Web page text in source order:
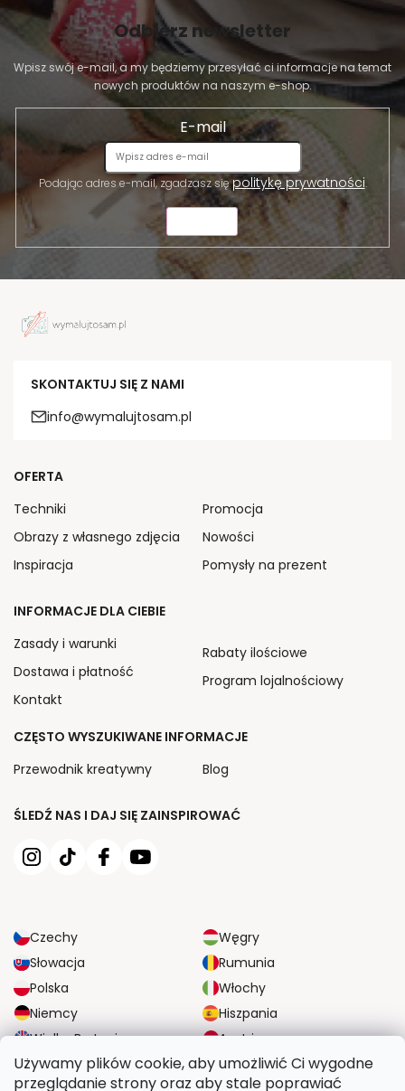
Używamy plików cookie, aby umożliwić Ci wygodne
przeglądanie strony oraz aby stale poprawiać
Odbierz newsletter
Wpisz swój e-mail, a my będziemy przesyłać ci informacje na temat
nowych produktów na naszym e-shop.
E-mail
Podając adres e-mail, zgadzasz siępolitykę prywatności.
SKONTAKTUJ SIĘ Z NAMI
info@wymalujtosam.pl
ŚLEDŹ NAS I DAJ SIĘ ZAINSPIROWAĆ
Czechy
Węgry
Słowacja
Rumunia
Polska
Włochy
Niemcy
Hiszpania
Wielka Brytania
Austria
OFERTA
Techniki
Obrazy z własnego zdjęcia
Inspiracja
Promocja
Nowości
Pomysły na prezent
INFORMACJE DLA CIEBIE
Zasady i warunki
Dostawa i płatność
Kontakt
Rabaty ilościowe
Program lojalnościowy
CZĘSTO WYSZUKIWANE INFORMACJE
Przewodnik kreatywny
Blog